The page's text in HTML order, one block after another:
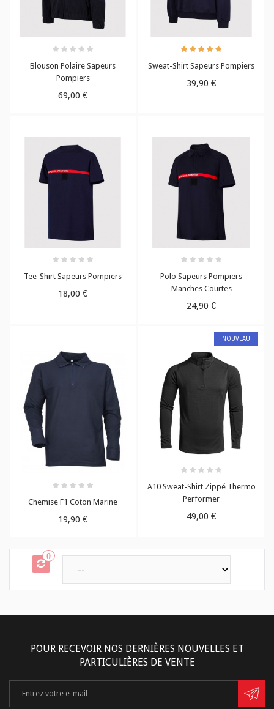
Blouson Polaire Sapeurs
Pompiers
69,00 €
Sweat-Shirt Sapeurs Pompiers
39,90 €
Tee-Shirt Sapeurs Pompiers
18,00 €
Polo Sapeurs Pompiers
Manches Courtes
24,90 €
Chemise F1 Coton Marine
19,90 €
NOUVEAU
A10 Sweat-Shirt Zippé Thermo
Performer
49,00 €
0
POUR RECEVOIR NOS DERNIÈRES NOUVELLES ET
PARTICULIÈRES DE VENTE